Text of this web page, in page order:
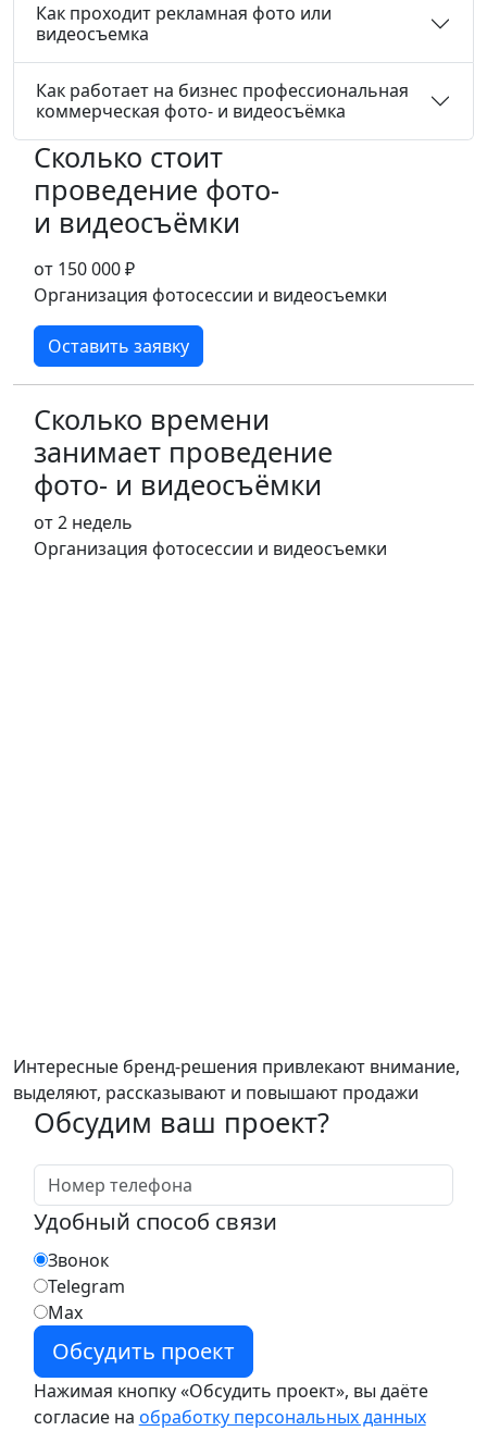
Как проходит рекламная фото или
видеосъемка
Как работает на бизнес профессиональная
коммерческая фото- и видеосъёмка
Сколько стоит
проведение фото-
и видеосъёмки
от 150 000 ₽
Организация фотосессии и видеосъемки
Оставить заявку
Сколько времени
занимает проведение
фото- и видеосъёмки
от 2 недель
Организация фотосессии и видеосъемки
Интересные бренд-решения привлекают внимание,
выделяют, рассказывают и повышают продажи
Обсудим ваш проект?
Удобный способ связи
Звонок
Telegram
Max
Нажимая кнопку «Обсудить проект», вы даёте
согласие на обработку персональных данных